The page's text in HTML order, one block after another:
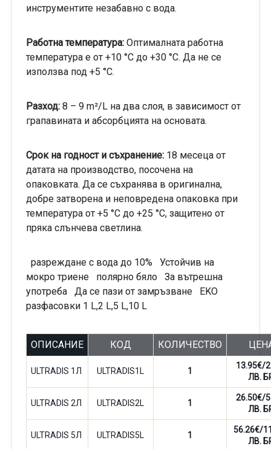
инструментите незабавно с вода.
Работна температура: Оптималната работна
температура е от +10 °C до +30 °C. Да не се
използва под +5 °C.
Разход: 8 – 9 m²/L на два слоя, в зависимост от
грапавината и абсорбцията на основата.
Срок на годност и съхранение: 18 месеца от
датата на производство, посочена на
опаковката. Да се съхранява в оригинална,
добре затворена и неповредена опаковка при
температура от +5 °C до +25 °C, защитено от
пряка слънчева светлина.
разреждане с вода до 10% Устойчив на
мокро триене полярно бяло За вътрешна
употреба Да се пази от замръзване EKO
разфасовки 1 L,2 L,5 L,10 L
ОПИСАНИЕ КОД КОЛИЧЕСТВО
ULTRADIS 1Л ULTRADIS1L 1
13.95€/
ЛВ.
ULTRADIS 2Л ULTRADIS2L 1
26.50€/
ЛВ.
ULTRADIS 5Л ULTRADIS5L 1
56.26€/
ЛВ.